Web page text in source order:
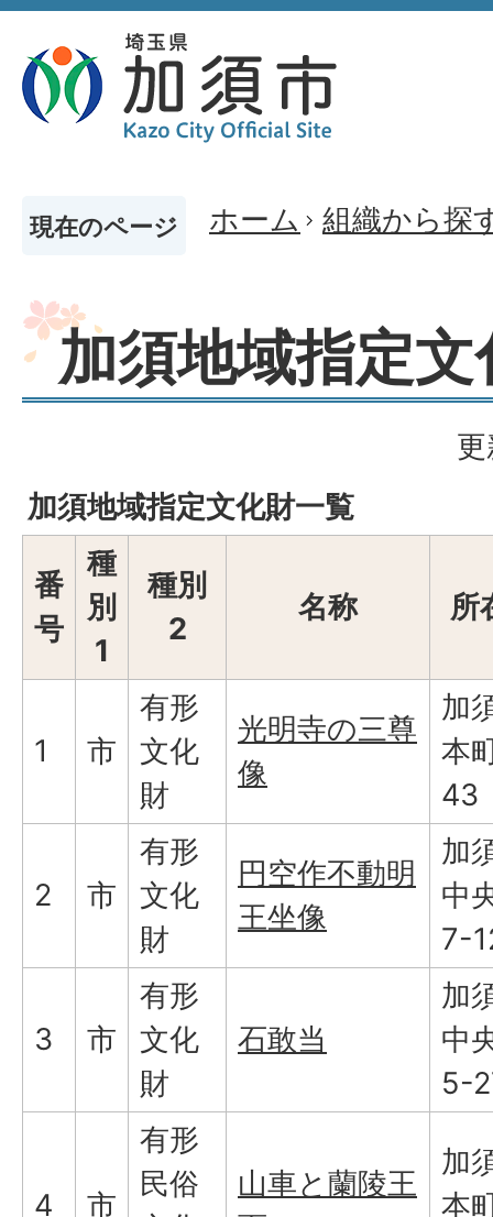
現在のページ ホーム 組織から探
加須地域指定
加須地域指定文化財一覧
番
号
種
別
1
種別
2
名称 所
1 市
有形
文化
財
光明寺の三尊
像
加
本
43
2 市
有形
文化
財
円空作不動明
王坐像
加
中
7-
3 市
有形
文化
財
石敢当
加
中
5-
4 市
有形
民俗
山車と蘭陵王
加
本